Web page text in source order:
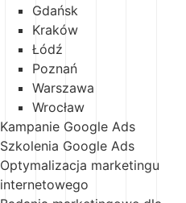
Gdańsk
Kraków
Łódź
Poznań
Warszawa
Wrocław
Kampanie Google Ads
Szkolenia Google Ads
Optymalizacja marketingu
internetowego